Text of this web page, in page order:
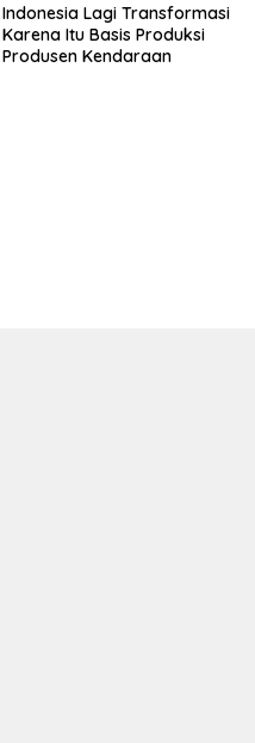
Indonesia Lagi Transformasi
Karena Itu Basis Produksi
Produsen Kendaraan